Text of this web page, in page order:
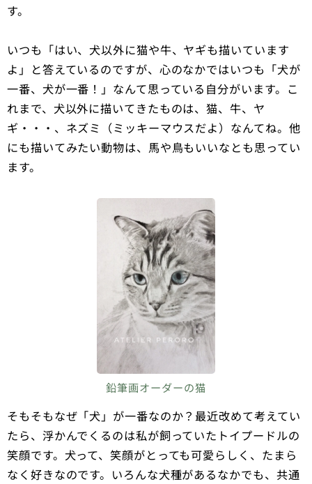
す。
いつも「はい、犬以外に猫や牛、ヤギも描いています
よ」と答えているのですが、心のなかではいつも「犬が
一番、犬が一番！」なんて思っている自分がいます。こ
れまで、犬以外に描いてきたものは、猫、牛、ヤ
ギ・・・、ネズミ（ミッキーマウスだよ）なんてね。他
にも描いてみたい動物は、馬や鳥もいいなとも思ってい
ます。
鉛筆画オーダーの猫
そもそもなぜ「犬」が一番なのか？最近改めて考えてい
たら、浮かんでくるのは私が飼っていたトイプードルの
笑顔です。犬って、笑顔がとっても可愛らしく、たまら
なく好きなのです。いろんな犬種があるなかでも、共通